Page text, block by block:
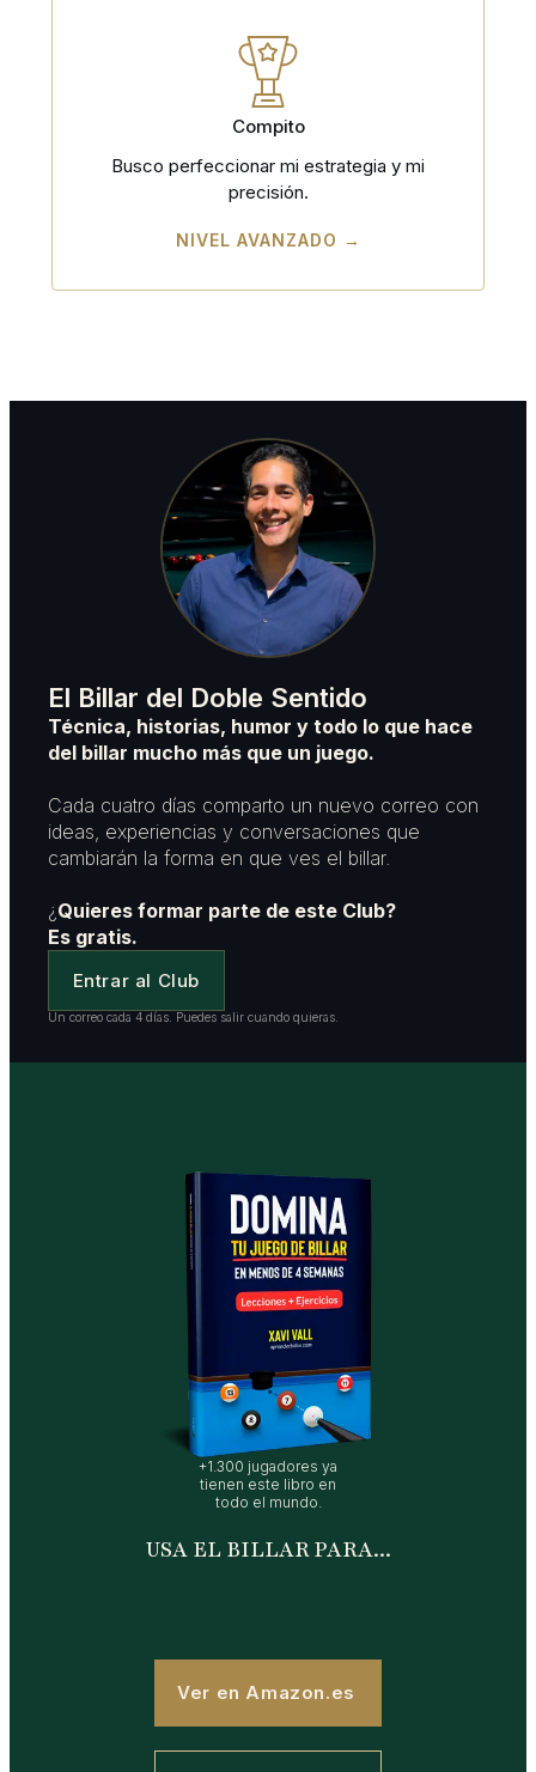
Compito
Busco perfeccionar mi estrategia y mi
precisión.
NIVEL AVANZADO →
El Billar del Doble Sentido
Técnica, historias, humor y todo lo que hace
del billar mucho más que un juego.
Cada cuatro días comparto un nuevo correo con
ideas, experiencias y conversaciones que
cambiarán la forma en que ves el billar.
¿Quieres formar parte de este Club?
Es gratis.
Entrar al Club
Un correo cada 4 días. Puedes salir cuando quieras.
+1.300 jugadores ya
tienen este libro en
todo el mundo.
USA EL BILLAR PARA...
Ver en Amazon.es